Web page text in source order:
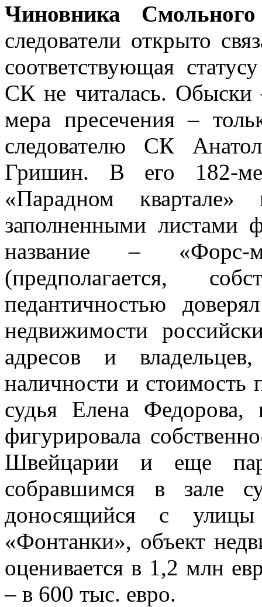
Чиновника
следователи открыто
соответствующая
СК не читалась.
мера пресечения –
следователю СК
Гришин. В его 182-
«Парадном
заполненными листами
название – «Форс-
(предполагается,
педантичностью
недвижимости
адресов и
наличности и стоимость
судья Елена
фигурировала
Швейцарии и еще
собравшимся в зале
доносящийся с
«Фонтанки», объект
оценивается в 1,2 млн
– в 600 тыс. евро.